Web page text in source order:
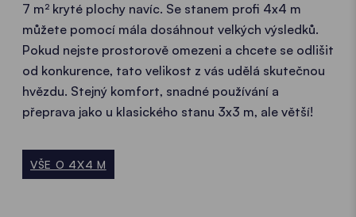
7 m² kryté plochy navíc. Se stanem profi 4x4 m
můžete pomocí mála dosáhnout velkých výsledků.
Pokud nejste prostorově omezeni a chcete se odlišit
od konkurence, tato velikost z vás udělá skutečnou
hvězdu. Stejný komfort, snadné používání a
přeprava jako u klasického stanu 3x3 m, ale větší!
VŠE O 4X4 M